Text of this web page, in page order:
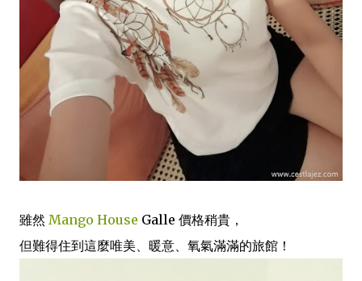
雖然 Mango House Galle 價格稍貴，
但難得住到這麼唯美、暖意、氧氣滿滿的旅館！